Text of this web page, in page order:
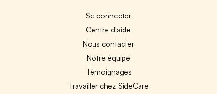
Se connecter
Centre d'aide
Nous contacter
Notre équipe
Témoignages
Travailler chez SideCare